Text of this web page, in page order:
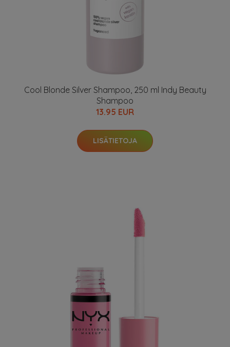
Cool Blonde Silver Shampoo, 250 ml Indy Beauty
Shampoo
13.95 EUR
LISÄTIETOJA